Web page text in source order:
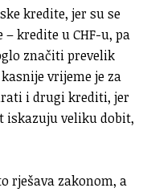
kredite, jer su se
kredite u CHF-u, pa
značiti prevelik
vrijeme je za
i drugi krediti, jer
iskazuju veliku dobit,
rješava zakonom, a